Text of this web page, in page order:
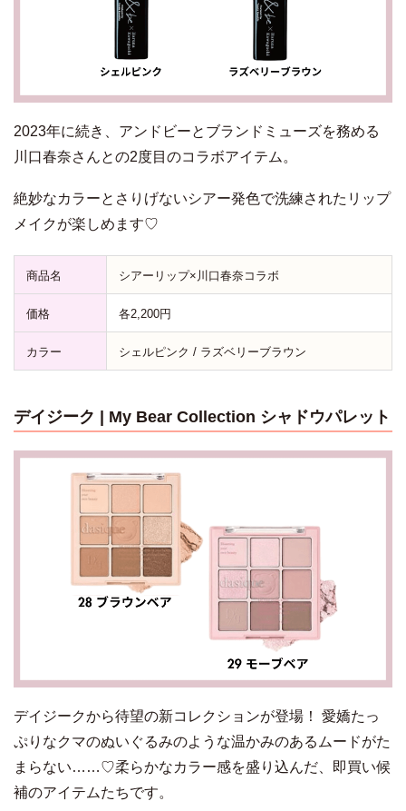
2023年に続き、アンドビーとブランドミューズを務める
川口春奈さんとの2度目のコラボアイテム。
絶妙なカラーとさりげないシアー発色で洗練されたリップ
メイクが楽しめます♡
商品名 シアーリップ×川口春奈コラボ
価格 各2,200円
カラー シェルピンク / ラズベリーブラウン
デイジーク | My Bear Collection シャドウパレット
デイジークから待望の新コレクションが登場！ 愛嬌たっ
ぷりなクマのぬいぐるみのような温かみのあるムードがた
まらない……♡柔らかなカラー感を盛り込んだ、即買い候
補のアイテムたちです。